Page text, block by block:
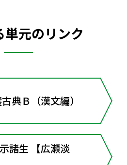
単元のリンク
典Ｂ（漢文編）
諸生 【広瀬淡